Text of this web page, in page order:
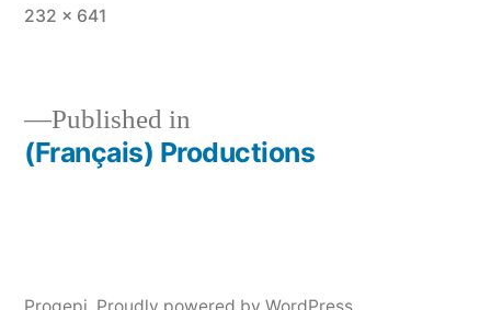
Full
232 × 641
Post
Published in
(Français) Productions